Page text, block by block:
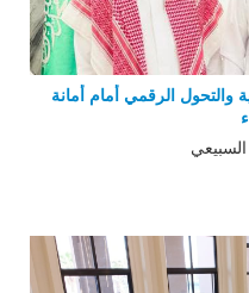
والتحول الرقمي أمام أمانة